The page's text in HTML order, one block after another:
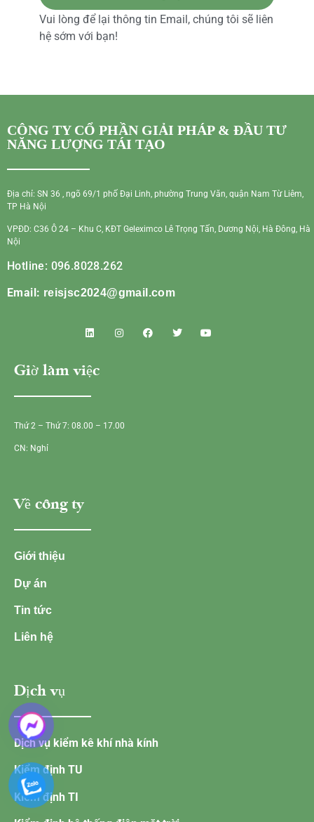
Vui lòng để lại thông tin Email, chúng tôi sẽ liên
hệ sớm với bạn!
CÔNG TY CỔ PHẦN GIẢI PHÁP & ĐẦU TƯ
NĂNG LƯỢNG TÁI TẠO
Địa chỉ: SN 36 , ngõ 69/1 phố Đại Linh, phường Trung Văn, quận Nam Từ Liêm,
TP Hà Nội
VPĐD: C36 Ô 24 – Khu C, KĐT Geleximco Lê Trọng Tấn, Dương Nội, Hà Đông, Hà
Nội
Hotline: 096.8028.262
Email: reisjsc2024@gmail.com
Giờ làm việc
Thứ 2 – Thứ 7: 08.00 – 17.00
CN: Nghỉ
Về công ty
Giới thiệu
Dự án
Tin tức
Liên hệ
Dịch vụ
Dịch vụ kiểm kê khí nhà kính
Kiểm định TU
Kiểm định TI